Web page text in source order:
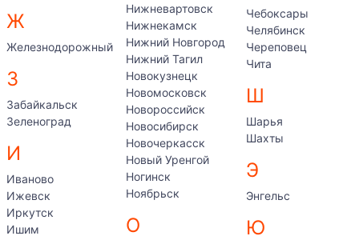
Ж
Железнодорожный
З
Забайкальск
Зеленоград
И
Иваново
Ижевск
Иркутск
Ишим
Нижневартовск
Нижнекамск
Нижний Новгород
Нижний Тагил
Новокузнецк
Новомосковск
Новороссийск
Новосибирск
Новочеркасск
Новый Уренгой
Ногинск
Ноябрьск
О
Чебоксары
Челябинск
Череповец
Чита
Ш
Шарья
Шахты
Э
Энгельс
Ю